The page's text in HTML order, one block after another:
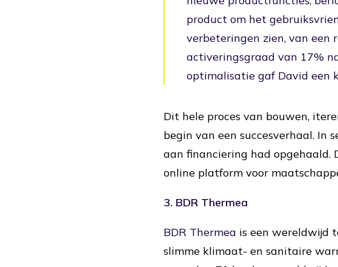
product om het
verbeteringen zien, van een
activeringsgraad van 17%
optimalisatie gaf David een
Dit hele proces van bouwen,
begin van een succesverhaal. In
aan financiering had opgehaald.
online platform voor
3. BDR Thermea
BDR Thermea is een wereldwijd
slimme klimaat- en sanitaire